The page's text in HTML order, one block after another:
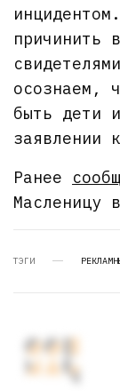
причинить
осознаем,
быть дети
заявлении
Ранее
Масленицу
ТЭГИ